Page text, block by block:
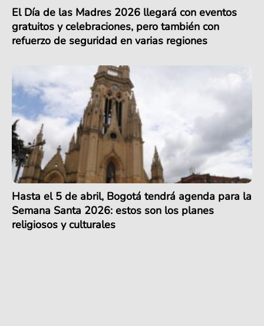
El Día de las Madres 2026 llegará con eventos
gratuitos y celebraciones, pero también con
refuerzo de seguridad en varias regiones
Hasta el 5 de abril, Bogotá tendrá agenda para la
Semana Santa 2026: estos son los planes
religiosos y culturales